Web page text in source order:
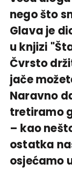
nego što
Glava je
u knjizi
Čvrsto
jače
Naravno
tretiramo
– kao
ostatka
osjećamo